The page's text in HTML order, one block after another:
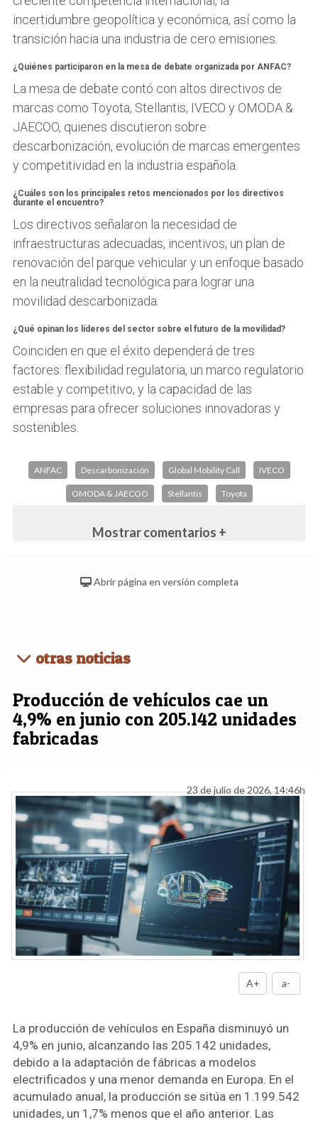
incertidumbre geopolítica y económica, así como la
transición hacia una industria de cero emisiones.
¿Quiénes participaron en la mesa de debate organizada por ANFAC?
La mesa de debate contó con altos directivos de
marcas como Toyota, Stellantis, IVECO y OMODA &
JAECOO, quienes discutieron sobre
descarbonización, evolución de marcas emergentes
y competitividad en la industria española.
¿Cuáles son los principales retos mencionados por los directivos
durante el encuentro?
Los directivos señalaron la necesidad de
infraestructuras adecuadas, incentivos, un plan de
renovación del parque vehicular y un enfoque basado
en la neutralidad tecnológica para lograr una
movilidad descarbonizada.
¿Qué opinan los líderes del sector sobre el futuro de la movilidad?
Coinciden en que el éxito dependerá de tres
factores: flexibilidad regulatoria, un marco regulatorio
estable y competitivo, y la capacidad de las
empresas para ofrecer soluciones innovadoras y
sostenibles.
ANFAC Descarbonización Global Mobility Call IVECO
OMODA & JAECOO Stellantis Toyota
Mostrar comentarios +
Abrir página en versión completa
otras noticias
Producción de vehículos cae un
4,9% en junio con 205.142 unidades
fabricadas
23 de julio de 2026, 14:46h
A+ a-
La producción de vehículos en España disminuyó un
4,9% en junio, alcanzando las 205.142 unidades,
debido a la adaptación de fábricas a modelos
electrificados y una menor demanda en Europa. En el
acumulado anual, la producción se sitúa en 1.199.542
unidades, un 1,7% menos que el año anterior. Las